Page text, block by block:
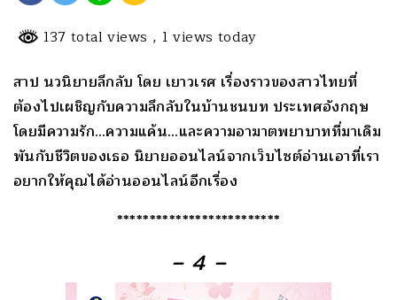
137 total views , 1 views today
สาป นวนิยายลึกลับ โดย เยาวเรศ เรื่องราวของสาวไทยที่
ต้องไปเผชิญกับความลึกลับในบ้านชนบท ประเทศอังกฤษ
โดยมีความรัก…ความแค้น…และความอาฆาตพยาบาทที่มาเดิม
พันกับชีวิตของเธอ นิยายออนไลน์จากเว็บไซต์อ่านเอาที่เรา
อยากให้คุณได้อ่านออนไลน์อีกเรื่อง
*************************
– 4 –